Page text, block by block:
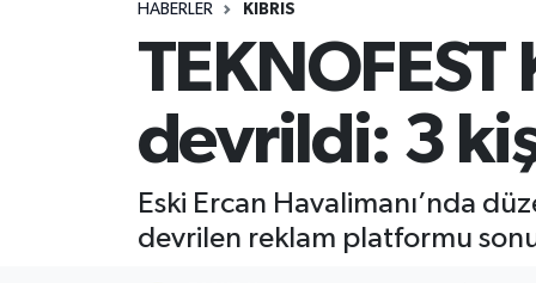
HABERLER KIBRIS
devrildi: 3
Eski Ercan Havalimanı’nda
devrilen reklam platformu
MAGAZİN
TEKNOLOJİ
Süper Lig Puan Durumu ve Fikstür
Tüm Manşetler
Son Dakika Haberleri
Haber Arşivi